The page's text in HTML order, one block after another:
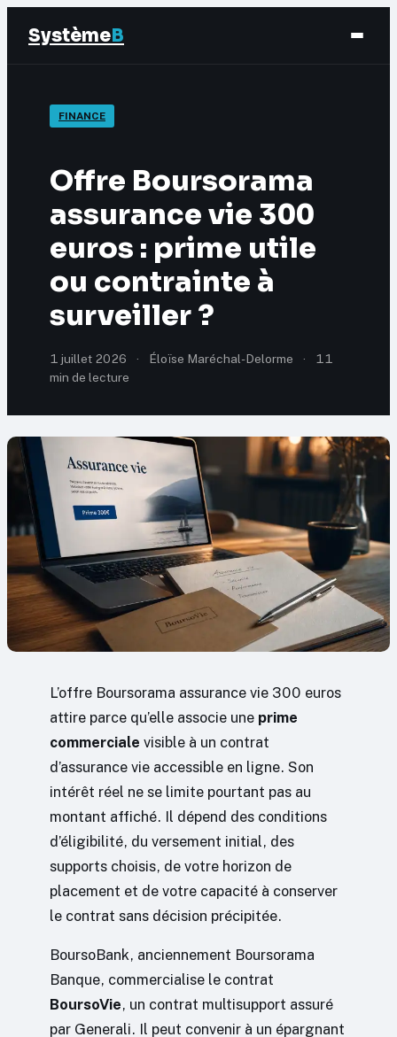
SystèmeB
Finance
Marketing
FINANCE
Offre Boursorama
assurance vie 300
euros : prime utile
ou contrainte à
surveiller ?
1 juillet 2026 · Éloïse Maréchal-Delorme ·
11
min de lecture
L’offre Boursorama assurance vie 300 euros
attire parce qu’elle associe une prime
commerciale visible à un contrat
d’assurance vie accessible en ligne. Son
intérêt réel ne se limite pourtant pas au
montant affiché. Il dépend des conditions
d’éligibilité, du versement initial, des
supports choisis, de votre horizon de
placement et de votre capacité à conserver
le contrat sans décision précipitée.
BoursoBank, anciennement Boursorama
Banque, commercialise le contrat
BoursoVie, un contrat multisupport assuré
par Generali. Il peut convenir à un épargnant